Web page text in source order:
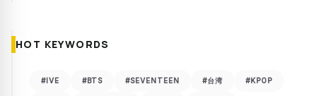
HOT KEYWORDS
#IVE #BTS #SEVENTEEN #台湾 #KPOP